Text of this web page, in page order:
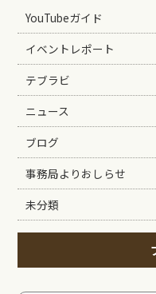
YouTubeガイド
イベントレポート
テブラビ
ニュース
ブログ
事務局よりおしらせ
未分類